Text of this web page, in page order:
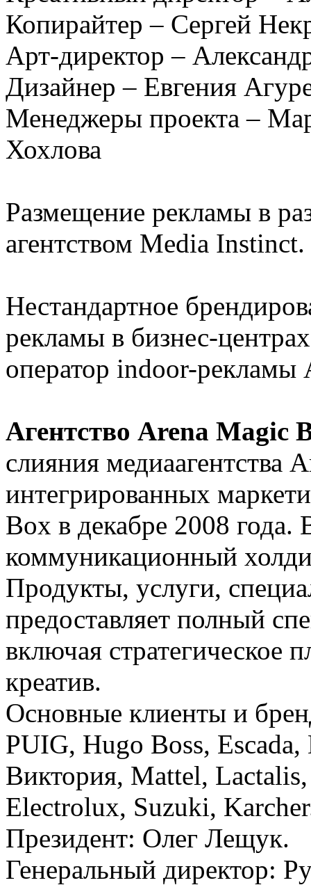
Копирайтер – Сергей
Арт-директор –
Дизайнер – Евгения
Менеджеры проекта –
Хохлова
Размещение рекламы в
агентством Media Instinct.
Нестандартное
рекламы в бизнес-
оператор indoor-рекламы
Агентство Arena Magic
слияния медиаагентства
интегрированных
Box в декабре 2008 года.
коммуникационный
Продукты, услуги,
предоставляет полный
включая стратегическое
креатив.
Основные клиенты и
PUIG, Hugo Boss,
Виктория, Mattel,
Electrolux, Suzuki,
Президент: Олег Лещук.
Генеральный директор: